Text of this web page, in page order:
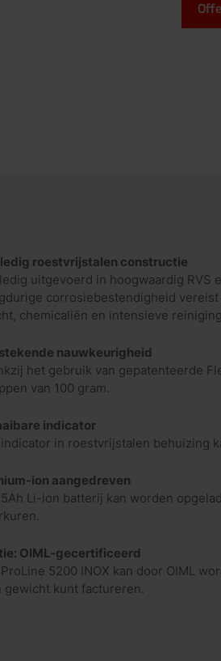
roestvrijstalen constructie
uitgevoerd in hoogwaardig RVS
corrosiebestendigheid
chemicaliën en intensieve
nauwkeurigheid
het gebruik van gepatenteerde
van 100 gram.
indicator
in roestvrijstalen behuizing
ion aangedreven
Li-ion batterij kan worden
OIML-gecertificeerd
5200 INOX kan door OIML
gewicht kunt factureren.